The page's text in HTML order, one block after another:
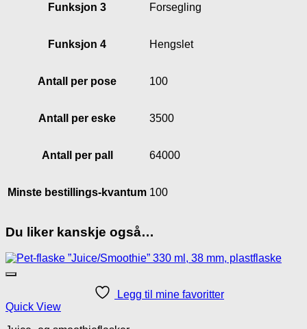
Funksjon 3 Forsegling
Funksjon 4 Hengslet
Antall per pose 100
Antall per eske 3500
Antall per pall 64000
Minste bestillings-kvantum 100
Du liker kanskje også…
Legg til mine favoritter
Quick View